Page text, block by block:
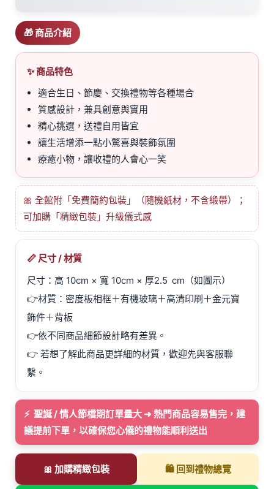
🎁 商品介紹
✨ 商品特色
適合生日、節慶、交換禮物等各種場合
質感設計，兼具創意與實用
精心挑選，送禮自用皆宜
讓生活增添一點小驚喜與裝飾氛圍
療癒小物，讓收禮的人會心一笑
🎀 全館附「免費簡約包裝」（隨機紙材，不含緞帶）；
可加購「精緻包裝」升級儀式感
📏 尺寸 / 材質
尺寸：高 10cm × 寬 10cm × 厚2.5 cm（如圖示）
👉材質：密度板相框＋有機玻璃＋高清印刷＋金元寶
飾件＋背板
👉依不同商品細節設計略有差異。
👉 若想了解此商品更詳細的材質，歡迎先與客服聯
繫。
⚡ 聖誕 / 情人節檔期訂單量大 ➜ 熱門商品容易售完，建
議提前下單，以確保您心儀的禮物能順利送出
🎀 加購精緻包裝 🛍️ 回到禮物總覽